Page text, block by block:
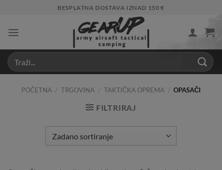
content
BESPLATNA DOSTAVA IZNAD 150 €
POČETNA / TRGOVINA / TAKTIČKA OPREMA / OPASAČI
FILTRIRAJ